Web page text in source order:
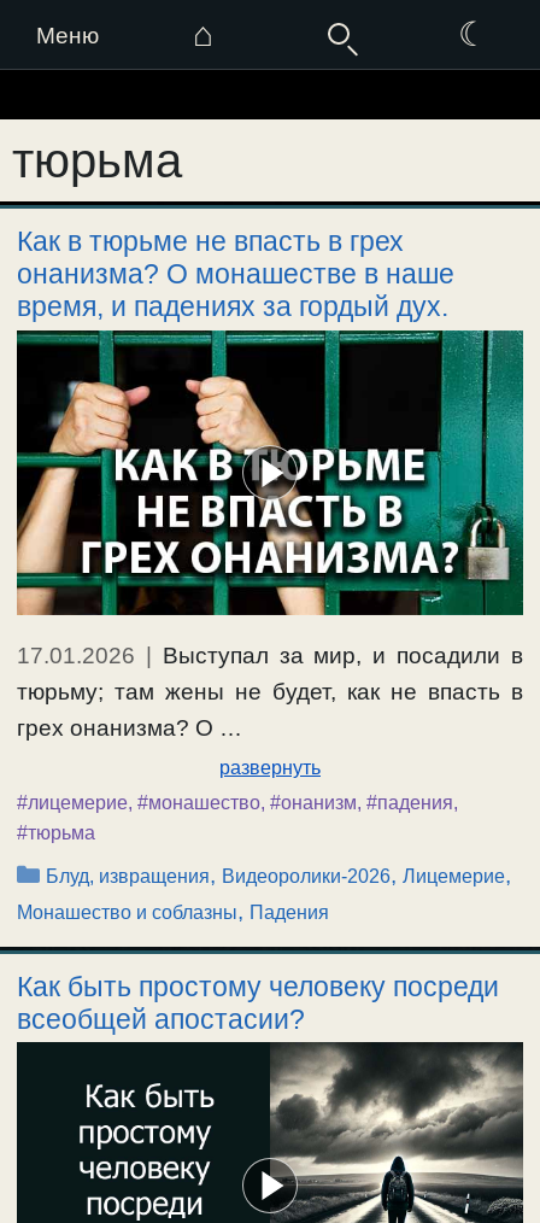
Меню ⌂ ☾
к
содержимому
тюрьма
Как в тюрьме не впасть в грех
онанизма? О монашестве в наше
время, и падениях за гордый дух.
17.01.2026 | Выступал за мир, и посадили в
тюрьму; там жены не будет, как не впасть в
грех онанизма? О …
развернуть
#лицемерие, #монашество, #онанизм, #падения,
#тюрьма
Рубрики
Блуд, извращения, Видеоролики-2026,Лицемерие,
Монашество и соблазны, Падения
Как быть простому человеку посреди
всеобщей апостасии?